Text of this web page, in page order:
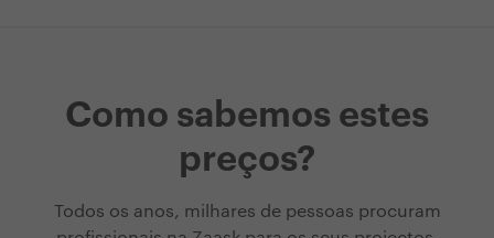
Como sabemos estes
preços?
Todos os anos, milhares de pessoas procuram